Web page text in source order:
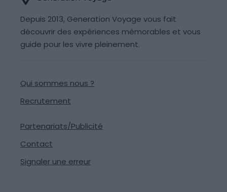
Depuis 2013, Generation Voyage vous fait
découvrir des expériences mémorables et vous
guide pour les vivre pleinement.
Qui sommes nous ?
Recrutement
Partenariats/Publicité
Contact
Signaler une erreur